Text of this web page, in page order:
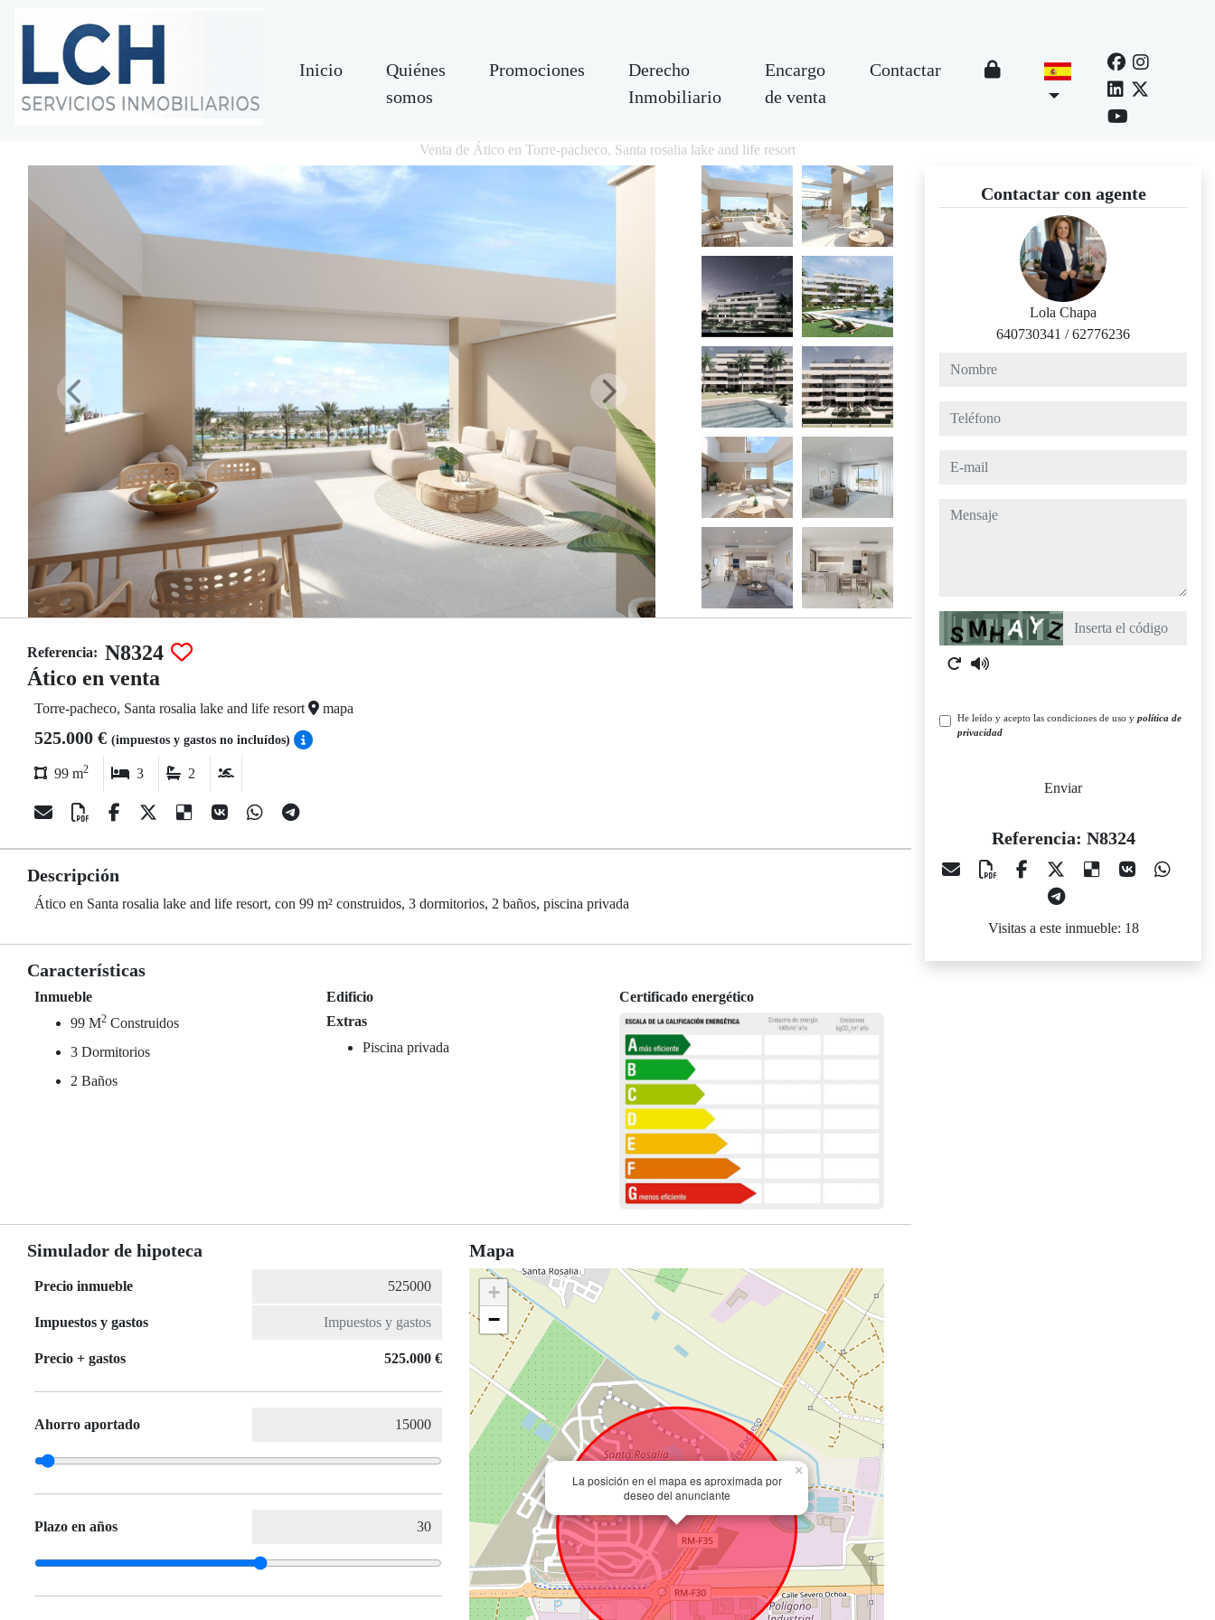
Inicio
Quiénes
somos
Promociones
Derecho
Inmobiliario
Encargo
de venta
Contactar
Venta de Ático en Torre-pacheco, Santa rosalia lake and life resort
Referencia: N8324
Ático en venta
Torre-pacheco, Santa rosalia lake and life resort mapa
525.000 € (impuestos y gastos no incluídos)
99 m2 3 2
Descripción
Ático en Santa rosalia lake and life resort, con 99 m² construidos, 3 dormitorios, 2 baños, piscina privada
Características
Inmueble
99 M2 Construidos
3 Dormitorios
2 Baños
Edificio
Extras
Piscina privada
Certificado energético
Simulador de hipoteca
Precio inmueble
Impuestos y gastos
Precio + gastos 525.000 €
Ahorro aportado
Plazo en años
Mapa
La posición en el mapa es aproximada por
deseo del anunciante
×
+
−
Contactar con agente
Lola Chapa
640730341 /62776236
nombre
teléfono
e-mail
mensaje
Captcha
He leído y acepto las condiciones de uso y política de
privacidad
Enviar
Referencia: N8324
Visitas a este inmueble: 18